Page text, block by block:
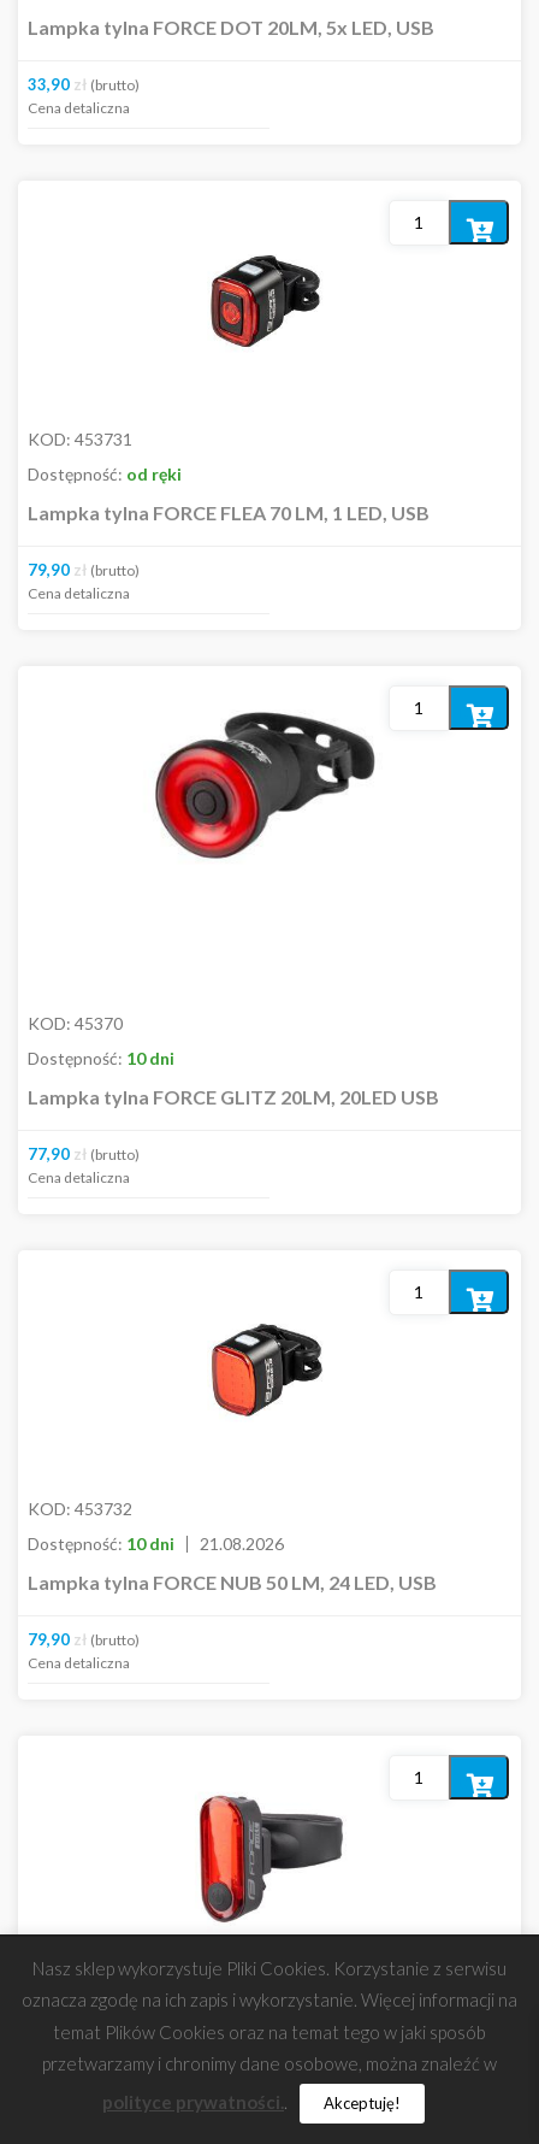
Lampka tylna FORCE DOT 20LM, 5x LED, USB
33,90 zł (brutto)
Cena detaliczna
KOD: 453731
Dostępność: od ręki
Lampka tylna FORCE FLEA 70 LM, 1 LED, USB
79,90 zł (brutto)
Cena detaliczna
Dodaj
KOD: 45370
Dostępność: 10 dni
Lampka tylna FORCE GLITZ 20LM, 20LED USB
77,90 zł (brutto)
Cena detaliczna
Dodaj
KOD: 453732
Dostępność: 10 dni 21.08.2026
Lampka tylna FORCE NUB 50 LM, 24 LED, USB
79,90 zł (brutto)
Cena detaliczna
Dodaj
453716
Dodaj
Nasz sklep wykorzystuje Pliki Cookies. Korzystanie z serwisu
oznacza zgodę na ich zapis i wykorzystanie. Więcej informacji na
temat Plików Cookies oraz na temat tego w jaki sposób
przetwarzamy i chronimy dane osobowe, można znaleźć w
polityce prywatności.. Akceptuję!